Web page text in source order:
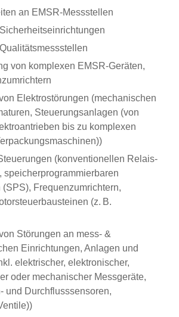
an EMSR-Messstellen
von komplexen EMSR-Geräten,
Elektrostörungen (mechanischen
Steuerungsanlagen (von
bis zu komplexen
(konventionellen Relais-
speicherprogrammierbaren
(SPS), Frequenzumrichtern,
(z. B.
Störungen an mess- &
Einrichtungen, Anlagen und
elektrischer, elektronischer,
oder mechanischer Messgeräte,
und Durchflusssensoren,